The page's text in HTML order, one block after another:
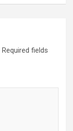
Required fields